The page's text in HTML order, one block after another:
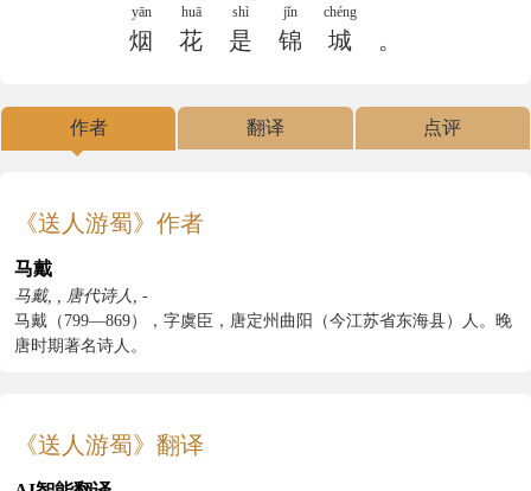
yān huā shì jǐn chéng
烟 花 是 锦 城 。
作者 翻译 点评
《送人游蜀》作者
马戴
马戴, , 唐代诗人, -
马戴（799—869），字虞臣，唐定州曲阳（今江苏省东海县）人。晚
唐时期著名诗人。
《送人游蜀》翻译